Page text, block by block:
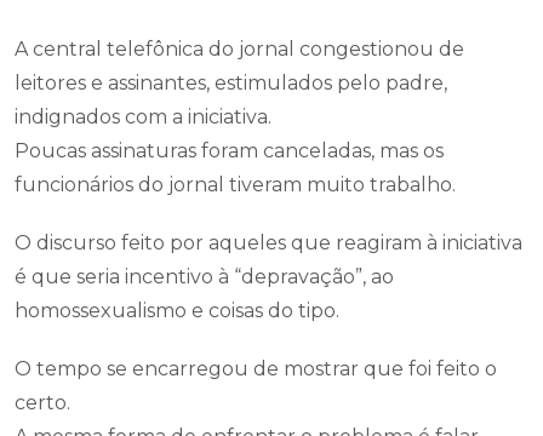
A central telefônica do jornal congestionou de
leitores e assinantes, estimulados pelo padre,
indignados com a iniciativa.
Poucas assinaturas foram canceladas, mas os
funcionários do jornal tiveram muito trabalho.
O discurso feito por aqueles que reagiram à iniciativa
é que seria incentivo à “depravação”, ao
homossexualismo e coisas do tipo.
O tempo se encarregou de mostrar que foi feito o
certo.